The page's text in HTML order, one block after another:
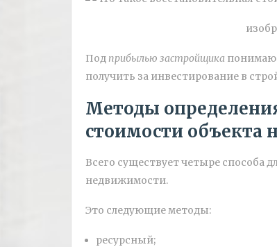
Под прибылью застройщика
получить за инвестирование в
Методы
стоимости объекта
Всего существует четыре способа
недвижимости.
Это следующие методы:
ресурсный;